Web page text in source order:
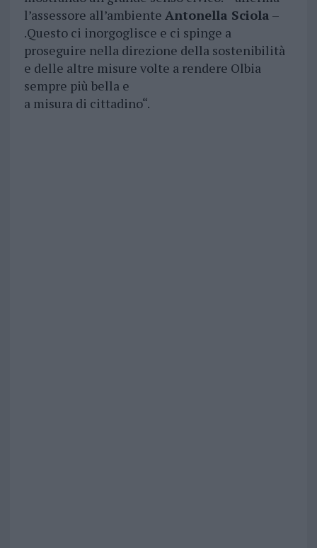
l’assessore all’ambiente Antonella Sciola –
.Questo ci inorgoglisce e ci spinge a
proseguire nella direzione della sostenibilità
e delle altre misure volte a rendere Olbia
sempre più bella e
a misura di cittadino“.